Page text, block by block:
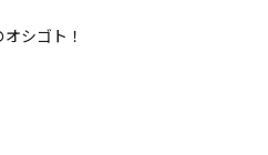
シゴト！